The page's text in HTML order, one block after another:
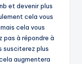
et devenir plus
cela vous
cela vous
pas à répondre à
susciterez plus
augmentera